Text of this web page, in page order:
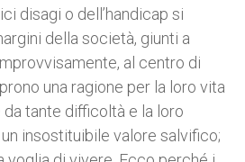
disagi o dell’handicap si
della società, giunti a
al centro di
una ragione per la loro vita
tante difficoltà e la loro
insostituibile valore salvifico;